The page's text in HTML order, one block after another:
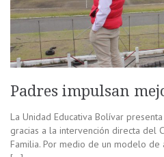
Padres impulsan
La Unidad Educativa Bolívar
gracias a la intervención directa del
Familia. Por medio de un modelo de